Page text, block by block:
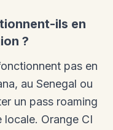
ils en
?
pas en
au Senegal ou
un pass roaming
Orange CI